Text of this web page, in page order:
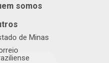
somos
de Minas